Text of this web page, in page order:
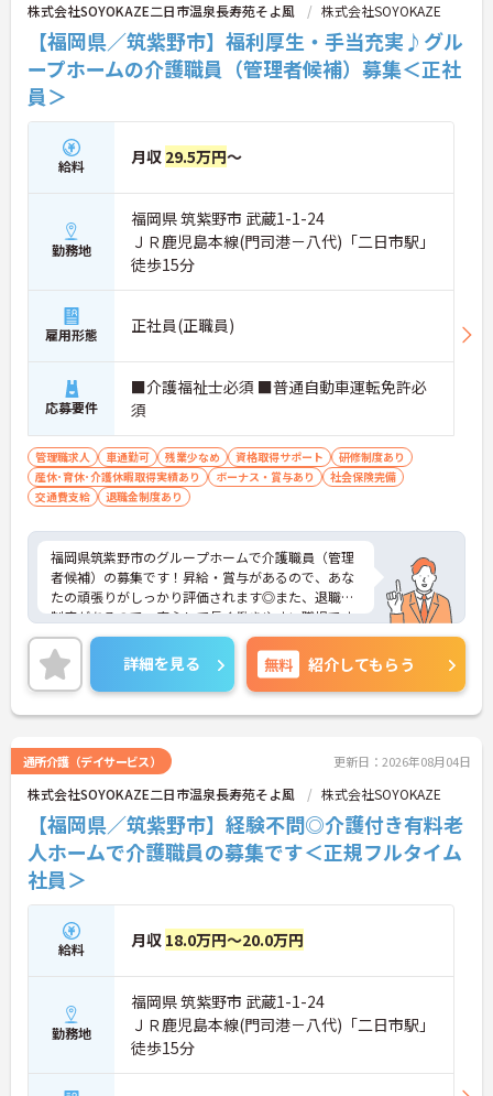
る仕組みにより、多職種間でスムーズな連携を図る
ことができます。
・困った時もすぐに相談してフォローし合える風通
しの良い職場環境のため、周囲との信頼関係を深め
ながら業務に取り組めます。
【充実したフォローアップ体制と資格取得支援で、
着実にキャリアを積んでいけます】
・経験や年齢に関係なくOJT制度で先輩スタッフか
ら丁寧な指導を受けられるため、業務の疑問や不安
をその場で解消できます。
・定期的な面談やフォロー研修に加えて各種資格の
取得支援制度も活用できることで、介護の専門性を
高めながら成長を目指せます。
【業績や日々の努力を多角的に評価する「特別報酬
制度」で、収入アップが期待できます】
する独自の仕組みがあります。
・一人ひとりの頑張りが目に見える形でしっかりと
還元されるため、高いモチベーションを維持しなが
ら仕事に向き合うことができます。
【豊富な休暇制度を利用して、長期的に無理のない
・年間17日間のリフレッシュ休暇や産前産後・育児
休暇など多様な休暇制度を利用して私生活を大切に
できます。
・65歳の定年後も70歳まで勤務可能な再雇用制度や
退職金制度を設けており、大手グループの安定した
基盤のもとで長く雇用が保証されます。
【身だしなみの自由度が高く、自分らしいスタイル
を尊重しながら活躍できる環境です】
・社員一人ひとりの個性や価値観を大切にする方針
どが原則自由とされています。
・自分らしさを維持しながら働ける柔軟な社内規定
が整っているため、型にとらわれずストレスの少な
い状態でご活躍いただけます。
株式会社SOYOKAZE二日市温泉長寿苑そよ風 株式会社SOYOKAZE
【福岡県／筑紫野市】福利厚生・手当充実♪グル
ープホームの介護職員（管理者候補）募集＜正社
員＞
給料 月収 29.5万円～
勤務地
福岡県 筑紫野市 武蔵1-1-24
ＪＲ鹿児島本線(門司港－八代)「二日市駅」
徒歩15分
雇用形態 正社員(正職員)
応募要件
■介護福祉士必須 ■普通自動車運転免許必
須
管理職求人 車通勤可 残業少なめ 資格取得サポート
研修制度あり
産休･育休･介護休暇取得実績あり
ボーナス・賞与あり
社会保険完備
交通費支給
退職金制度あり
福岡県筑紫野市のグループホームで介護職員（管理
者候補）の募集です！昇給・賞与があるので、あな
たの頑張りがしっかり評価されます◎また、退職金
制度があるので、安心して長く働きやすい職場です
♪ご興味のある方は面接ポイントをお伝えしますの
で、お気軽にご連絡ください。
詳細を見る 無料 紹介してもらう
通所介護（デイサービス） 更新日：2026年08月04日
株式会社SOYOKAZE二日市温泉長寿苑そよ風 株式会社SOYOKAZE
【福岡県／筑紫野市】経験不問◎介護付き有料老
人ホームで介護職員の募集です＜正規フルタイム
社員＞
給料 月収 18.0万円～20.0万円
勤務地
福岡県 筑紫野市 武蔵1-1-24
ＪＲ鹿児島本線(門司港－八代)「二日市駅」
徒歩15分